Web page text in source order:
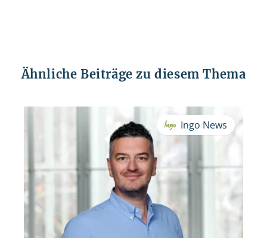
Ähnliche Beiträge zu diesem Thema
Ingo News